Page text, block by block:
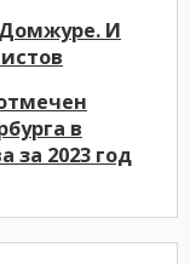
И
в
за 2023 год